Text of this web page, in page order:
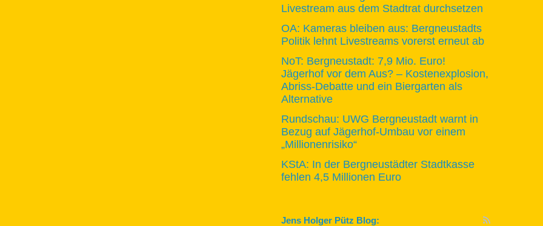
Livestream aus dem Stadtrat durchsetzen
OA: Kameras bleiben aus: Bergneustadts
Politik lehnt Livestreams vorerst erneut ab
NoT: Bergneustadt: 7,9 Mio. Euro!
Jägerhof vor dem Aus? – Kostenexplosion,
Abriss-Debatte und ein Biergarten als
Alternative
Rundschau: UWG Bergneustadt warnt in
Bezug auf Jägerhof-Umbau vor einem
„Millionenrisiko“
KStA: In der Bergneustädter Stadtkasse
fehlen 4,5 Millionen Euro
Jens Holger Pütz Blog: